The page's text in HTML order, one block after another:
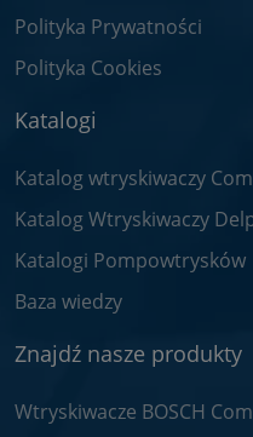
Polityka Prywatności
Polityka Cookies
Katalogi
Katalog wtryskiwaczy
Katalog Wtryskiwaczy
Katalogi Pompowtrysków
Baza wiedzy
Znajdź nasze produkty
Wtryskiwacze BOSCH